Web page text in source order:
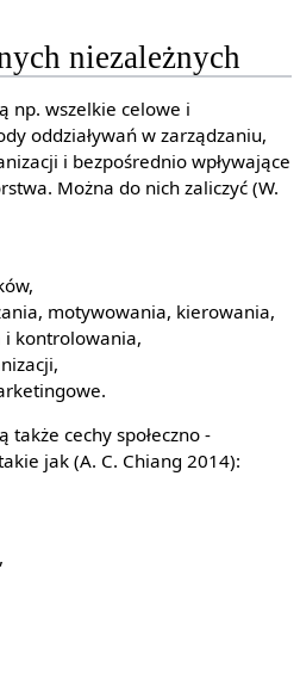
niezależnych
np. wszelkie celowe i
oddziaływań w zarządzaniu,
i bezpośrednio wpływające
Można do nich zaliczyć (W.
motywowania, kierowania,
i kontrolowania,
cechy społeczno -
jak (A. C. Chiang 2014):